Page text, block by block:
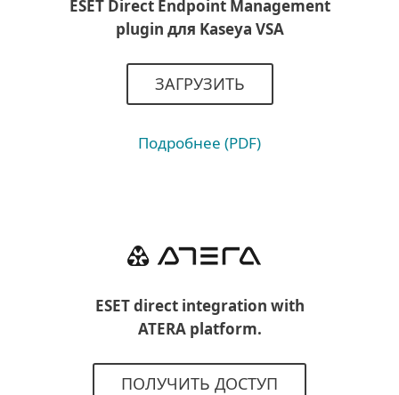
ESET Direct Endpoint Management
plugin для Kaseya VSA
ЗАГРУЗИТЬ
Подробнее (PDF)
ESET direct integration with
ATERA platform.
ПОЛУЧИТЬ ДОСТУП